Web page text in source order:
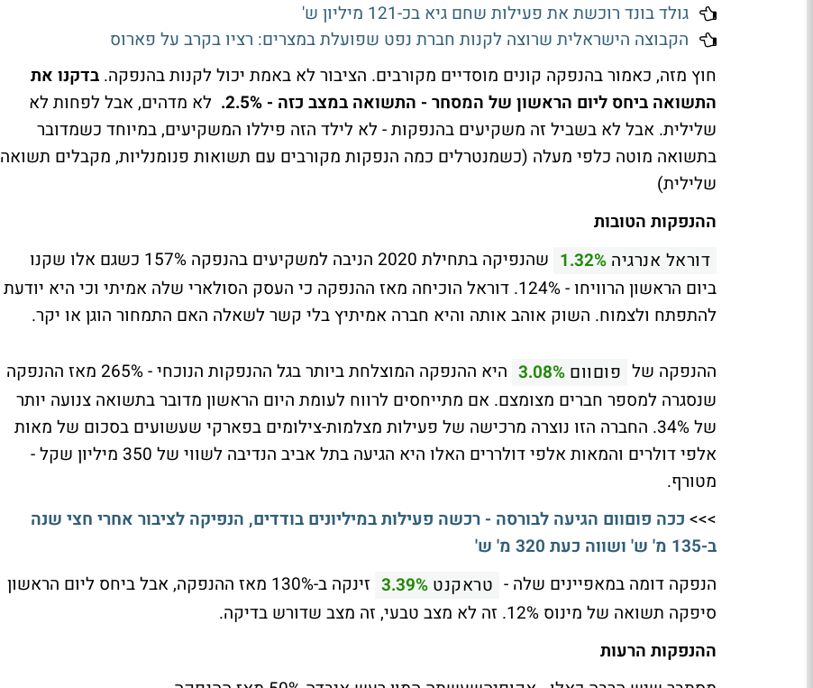
גולד בונד רוכשת את פעילות שחם גיא בכ-121 מיליון ש'
הקבוצה הישראלית שרוצה לקנות חברת נפט שפועלת במצרים: רציו בקרב על פארוס
חוץ מזה, כאמור בהנפקה קונים מוסדיים מקורבים. הציבור לא באמת יכול לקנות בהנפקה. בדקנו את
התשואה ביחס ליום הראשון של המסחר - התשואה במצב כזה - 2.5%.
לא מדהים, אבל לפחות לא
שלילית. אבל לא בשביל זה משקיעים בהנפקות - לא לילד הזה פיללו המשקיעים, במיוחד כשמדובר
בתשואה מוטה כלפי מעלה (כשמנטרלים כמה הנפקות מקורבים עם תשואות פנומנליות, מקבלים תשואה
שלילית)
ההנפקות הטובות
דוראל אנרגיה 1.32%
שהנפיקה בתחילת 2020 הניבה למשקיעים בהנפקה 157% כשגם אלו שקנו
ביום הראשון הרוויחו - 124%. דוראל הוכיחה מאז ההנפקה כי העסק הסולארי שלה אמיתי וכי היא יודעת
להתפתח ולצמוח. השוק אוהב אותה והיא חברה אמיתיץ בלי קשר לשאלה האם התמחור הוגן או יקר.
ההנפקה של פוםוום 3.08%
היא ההנפקה המוצלחת ביותר בגל ההנפקות הנוכחי - 265% מאז ההנפקה
שנסגרה למספר חברים מצומצם. אם מתייחסים לרווח לעומת היום הראשון מדובר בתשואה צנועה יותר
של 34%. החברה הזו נוצרה מרכישה של פעילות מצלמות-צילומים בפארקי שעשועים בסכום של מאות
אלפי דולרים והמאות אלפי דולררים האלו היא הגיעה בתל אביב הנדיבה לשווי של 350 מיליון שקל -
מטורף.
>>> ככה פוםוום הגיעה לבורסה - רכשה פעילות במיליונים בודדים, הנפיקה לציבור אחרי חצי שנה
ב-135 מ' ש' ושווה כעת 320 מ' ש'
הנפקה דומה במאפיינים שלה - טראקנט 3.39%
זינקה ב-130% מאז ההנפקה, אבל ביחס ליום הראשון
סיפקה תשואה של מינוס 12%. זה לא מצב טבעי, זה מצב שדורש בדיקה.
ההנפקות הרעות